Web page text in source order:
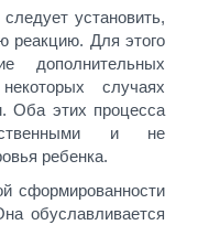
установить,
реакцию. Для этого
дополнительных
случаях
Оба этих процесса
и не
ребенка.
сформированности
обуславливается